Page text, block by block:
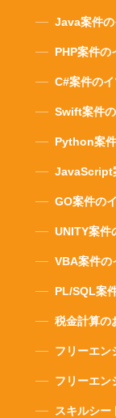
Java案件
PHP案件の
C#案件の
Swift案件
Python案
JavaScript
GO案件の
UNITY案件
VBA案件の
PL/SQL案
税金計算の
フリーエン
フリーエン
スキルシー